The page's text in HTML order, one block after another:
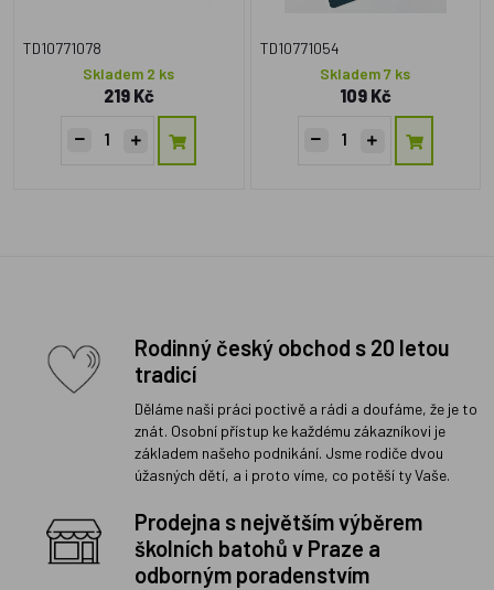
TD10771078
Skladem 2 ks
219 Kč
TD10771054
Skladem 7 ks
109 Kč
Rodinný český obchod s 20 letou
tradicí
Děláme naši práci poctivě a rádi a doufáme, že je to
znát. Osobní přístup ke každému zákazníkovi je
základem našeho podnikání. Jsme rodiče dvou
úžasných dětí, a i proto víme, co potěší ty Vaše.
Prodejna s největším výběrem
školních batohů v Praze a
odborným poradenstvím